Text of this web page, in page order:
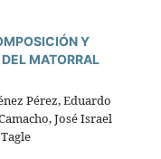
Y
MATORRAL
Pérez, Eduardo
José Israel